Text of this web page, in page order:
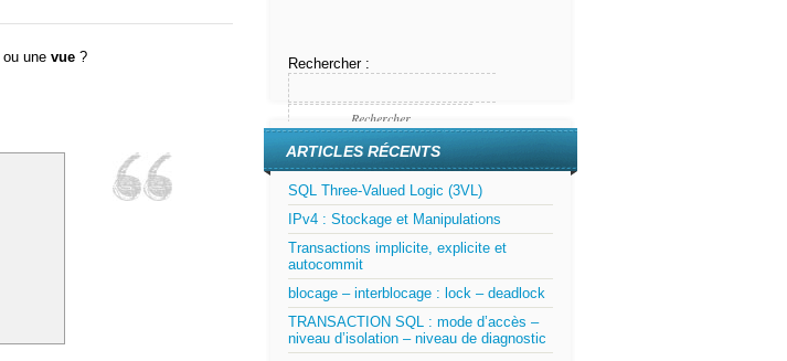
ou une vue ?
Rechercher :
ARTICLES RÉCENTS
SQL Three-Valued Logic (3VL)
IPv4 : Stockage et Manipulations
Transactions implicite, explicite et
autocommit
blocage – interblocage : lock – deadlock
TRANSACTION SQL : mode d’accès –
niveau d’isolation – niveau de diagnostic